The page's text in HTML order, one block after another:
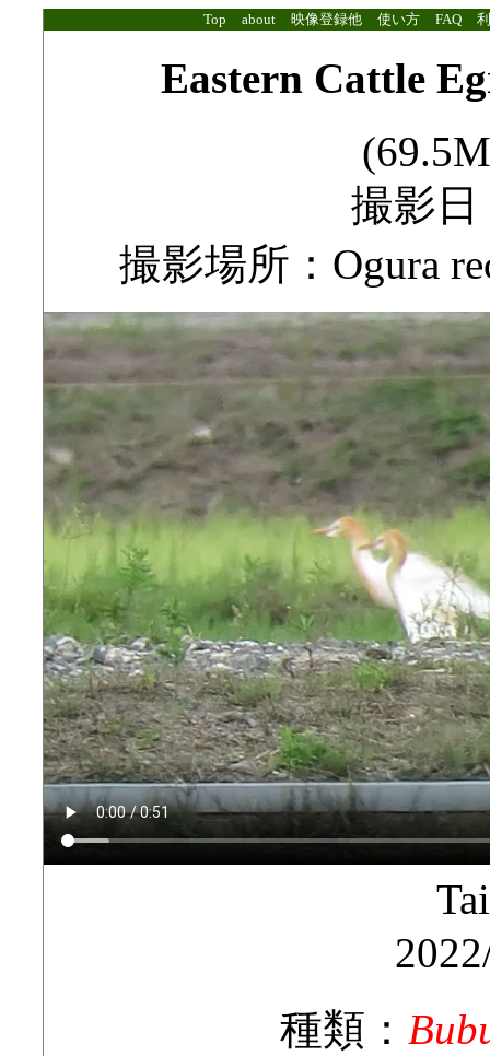
Top about 映像登録他 使い方 FAQ
Eastern Cattle
撮影日
撮影場所：Ogura
種類：